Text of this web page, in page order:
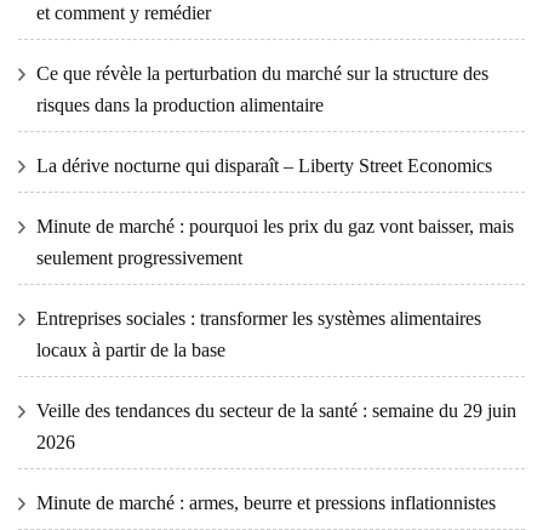
et comment y remédier
Ce que révèle la perturbation du marché sur la structure des
risques dans la production alimentaire
La dérive nocturne qui disparaît – Liberty Street Economics
Minute de marché : pourquoi les prix du gaz vont baisser, mais
seulement progressivement
Entreprises sociales : transformer les systèmes alimentaires
locaux à partir de la base
Veille des tendances du secteur de la santé : semaine du 29 juin
2026
Minute de marché : armes, beurre et pressions inflationnistes